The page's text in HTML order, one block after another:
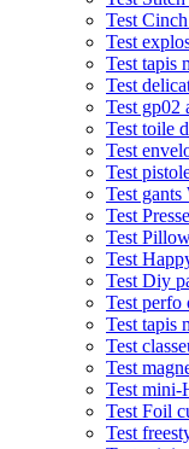
Test
Test
Test tapis
Test
Test gp02
Test toile
Test
Test
Test
Test
Test
Test
Test Diy
Test perfo
Test tapis
Test
Test
Test mini-
Test Foil
Test